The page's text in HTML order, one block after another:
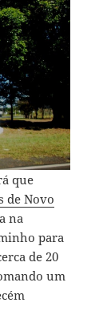
que
de Novo
na
para
de 20
um